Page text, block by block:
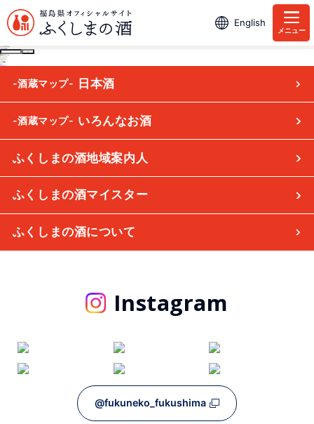
English
メニュー
インスタグラム
投
稿
ビ
ゲ
ー
シ
ョ
最近のコメント
アーカイブ
カテゴリー
メタ情報
-酒蔵マップ- 日本酒
-酒蔵マップ- いろんなお酒
ふくしまの酒地域案内人
ふくしまの酒マイスター
ふくしまの酒について
Instagram
@fukuneko_fukushima